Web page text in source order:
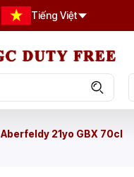
Tiếng Việt
Aberfeldy 21yo GBX 70cl